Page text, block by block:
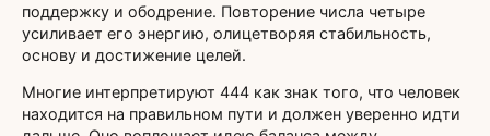
поддержку и ободрение. Повторение числа четыре
усиливает его энергию, олицетворяя стабильность,
основу и достижение целей.
Многие интерпретируют 444 как знак того, что человек
находится на правильном пути и должен уверенно идти